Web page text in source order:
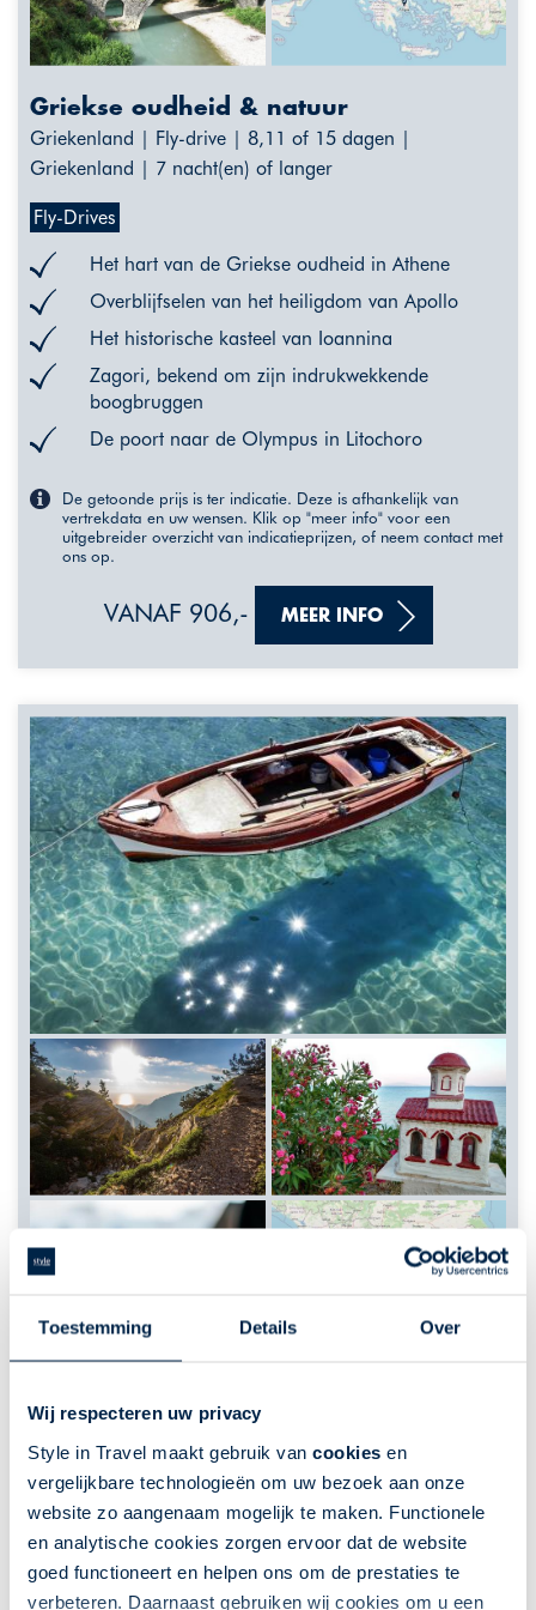
Toestemming Details Over
Wij respecteren uw privacy
Style in Travel maakt gebruik van cookies en
vergelijkbare technologieën om uw bezoek aan onze
website zo aangenaam mogelijk te maken. Functionele
en analytische cookies zorgen ervoor dat de website
goed functioneert en helpen ons om de prestaties te
verbeteren. Daarnaast gebruiken wij cookies om u een
Griekse oudheid & natuur
Griekenland | Fly-drive | 8,11 of 15 dagen |
Griekenland | 7 nacht(en) of langer
Fly-Drives
Het hart van de Griekse oudheid in Athene
Overblijfselen van het heiligdom van Apollo
Het historische kasteel van Ioannina
Zagori, bekend om zijn indrukwekkende
boogbruggen
De poort naar de Olympus in Litochoro
De getoonde prijs is ter indicatie. Deze is afhankelijk van
vertrekdata en uw wensen. Klik op "meer info" voor een
uitgebreider overzicht van indicatieprijzen, of neem contact met
ons op.
VANAF 906,- MEER INFO
Griekenland | Fly-drive | 8 of 12 dagen | Griekenland
| 7 nacht(en) of langer
Fly-Drives
Romeinse ruïnes en Ottomaanse moskeeën
Anthropologisch museum van Petralona